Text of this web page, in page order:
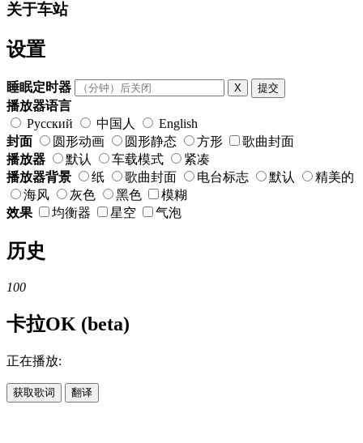
关于车站
设置
睡眠定时器 X 提交
播放器语言
Русский
中国人
English
封面
圆形动画 圆形静态 方形
歌曲封面
播放器
默认 车载模式
紧凑
播放器背景
纸 歌曲封面 电台标志 默认
精美的
海风
灰色 黑色
模糊
效果
均衡器 星空 气泡
历史
100
卡拉OK (beta)
正在播放:
获取歌词 翻译